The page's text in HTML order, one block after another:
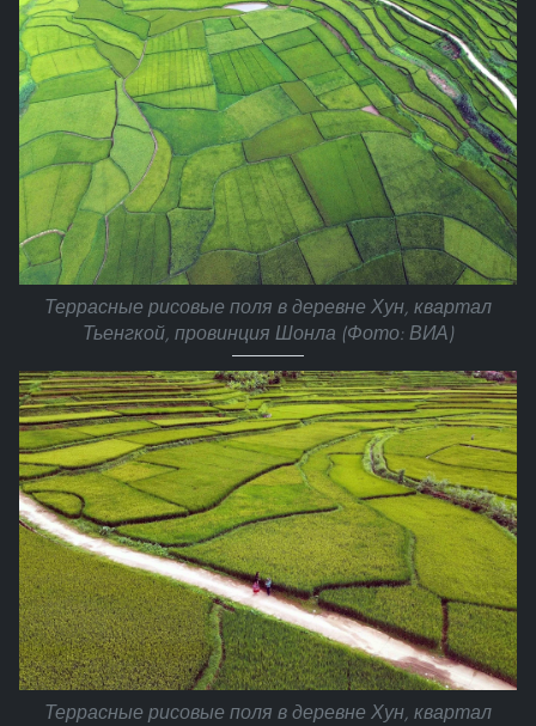
Террасные рисовые поля в деревне Хун, квартал
Тьенгкой, провинция Шонла (Фото: ВИА)
Террасные рисовые поля в деревне Хун, квартал